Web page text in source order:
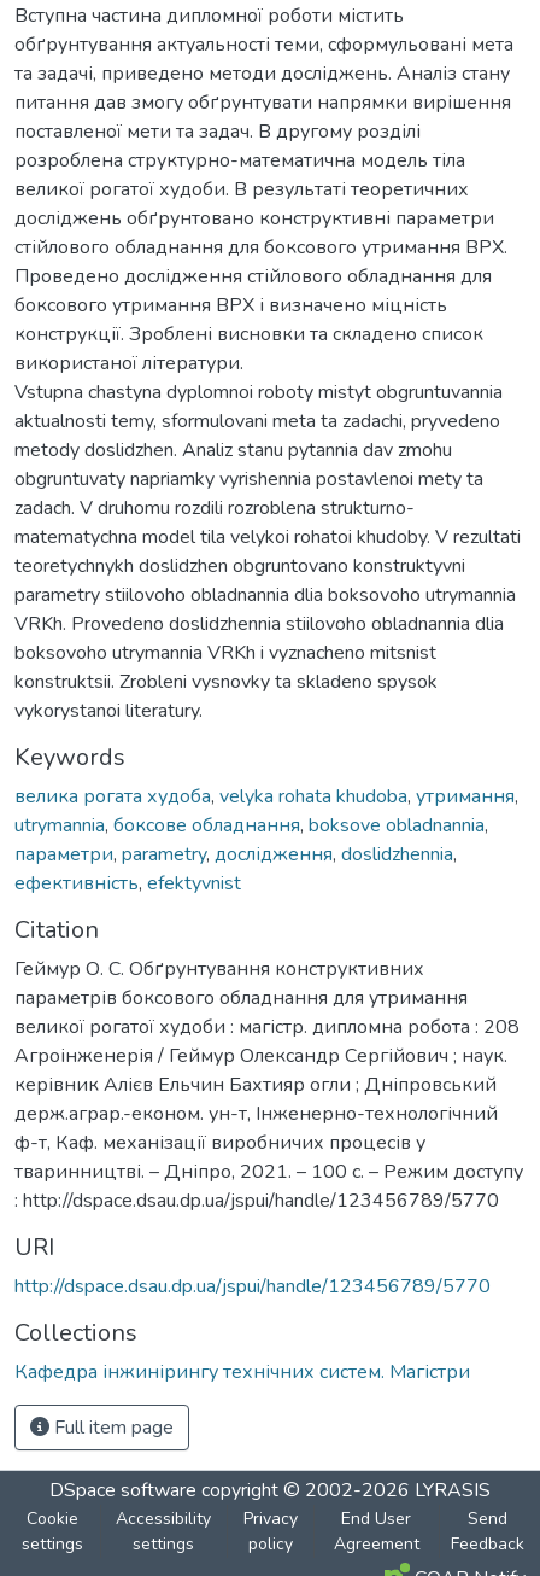
Вступна частина дипломної роботи містить
обґрунтування актуальності теми, сформульовані мета
та задачі, приведено методи досліджень. Аналіз стану
питання дав змогу обґрунтувати напрямки вирішення
поставленої мети та задач. В другому розділі
розроблена структурно-математична модель тіла
великої рогатої худоби. В результаті теоретичних
досліджень обґрунтовано конструктивні параметри
стійлового обладнання для боксового утримання ВРХ.
Проведено дослідження стійлового обладнання для
боксового утримання ВРХ і визначено міцність
конструкції. Зроблені висновки та складено список
використаної літератури.
Vstupna chastyna dyplomnoi roboty mistyt obgruntuvannia
aktualnosti temy, sformulovani meta ta zadachi, pryvedeno
metody doslidzhen. Analiz stanu pytannia dav zmohu
obgruntuvaty napriamky vyrishennia postavlenoi mety ta
zadach. V druhomu rozdili rozroblena strukturno-
matematychna model tila velykoi rohatoi khudoby. V rezultati
teoretychnykh doslidzhen obgruntovano konstruktyvni
parametry stiilovoho obladnannia dlia boksovoho utrymannia
VRKh. Provedeno doslidzhennia stiilovoho obladnannia dlia
boksovoho utrymannia VRKh i vyznacheno mitsnist
konstruktsii. Zrobleni vysnovky ta skladeno spysok
vykorystanoi literatury.
Keywords
велика рогата худоба, velyka rohata khudoba, утримання,
utrymannia, боксове обладнання, boksove obladnannia,
параметри, parametry, дослідження, doslidzhennia,
ефективність, efektyvnist
Citation
Геймур О. С. Обґрунтування конструктивних
параметрів боксового обладнання для утримання
великої рогатої худоби : магістр. дипломна робота : 208
Агроінженерія / Геймур Олександр Сергійович ; наук.
керівник Алієв Ельчин Бахтияр огли ; Дніпровський
держ.аграр.-економ. ун-т, Інженерно-технологічний
ф-т, Каф. механізації виробничих процесів у
тваринництві. – Дніпро, 2021. – 100 с. – Режим доступу
: http://dspace.dsau.dp.ua/jspui/handle/123456789/5770
URI
http://dspace.dsau.dp.ua/jspui/handle/123456789/5770
Collections
Кафедра інжинірингу технічних систем. Магістри
Full item page
DSpace software copyright © 2002-2026 LYRASIS
Cookie
settings
Accessibility
settings
Privacy
policy
End User
Agreement
Send
Feedback